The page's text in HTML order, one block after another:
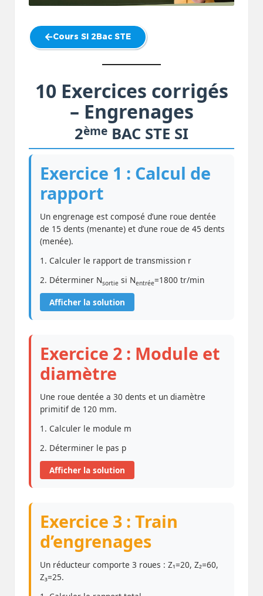
Cours SI 2Bac STE
10 Exercices corrigés
– Engrenages
2ème BAC STE SI
Exercice 1 : Calcul de
rapport
Un engrenage est composé d’une roue dentée
de 15 dents (menante) et d’une roue de 45 dents
(menée).
1. Calculer le rapport de transmission r
2. Déterminer Nsortie si Nentrée=1800 tr/min
Afficher la solution
Exercice 2 : Module et
diamètre
Une roue dentée a 30 dents et un diamètre
primitif de 120 mm.
1. Calculer le module m
2. Déterminer le pas p
Afficher la solution
Exercice 3 : Train
d’engrenages
Un réducteur comporte 3 roues : Z₁=20, Z₂=60,
Z₃=25.